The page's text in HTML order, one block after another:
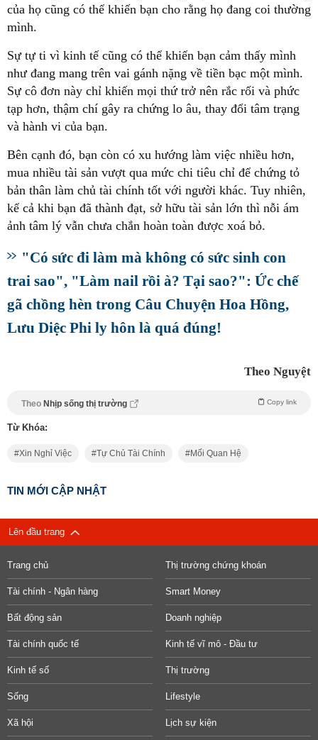
của họ cũng có thể khiến bạn cho rằng họ đang coi thường
mình.
Sự tự ti vì kinh tế cũng có thể khiến bạn cảm thấy mình
như đang mang trên vai gánh nặng về tiền bạc một mình.
Sự cô đơn này chỉ khiến mọi thứ trở nên rắc rối và phức
tạp hơn, thậm chí gây ra chứng lo âu, thay đổi tâm trạng
và hành vi của bạn.
Bên cạnh đó, bạn còn có xu hướng làm việc nhiều hơn,
mua nhiều tài sản vượt qua mức chi tiêu chỉ để chứng tỏ
bản thân làm chủ tài chính tốt với người khác. Tuy nhiên,
kể cả khi bạn đã thành đạt, sở hữu tài sản lớn thì nỗi ám
ảnh tâm lý vẫn chưa chắn hoàn toàn được xoá bỏ.
"Có sức đi làm mà không có sức sinh con
trai sao", "Làm nail rồi à? Tại sao?": Ức chế
gã chồng hèn trong Câu Chuyện Hoa Hồng,
Lưu Diệc Phi ly hôn là quá đúng!
Theo Nguyệt
Theo Nhịp sống thị trường Copy link
Từ Khóa:
Xin Nghỉ Việc Tự Chủ Tài Chính Mối Quan Hệ
TIN MỚI CẬP NHẬT
Lên đầu trang
Trang chủ Thị trường chứng khoán
Tài chính - Ngân hàng Smart Money
Bất động sản Doanh nghiệp
Tài chính quốc tế Kinh tế vĩ mô - Đầu tư
Kinh tế số Thị trường
Sống Lifestyle
Xã hội Lịch sự kiện